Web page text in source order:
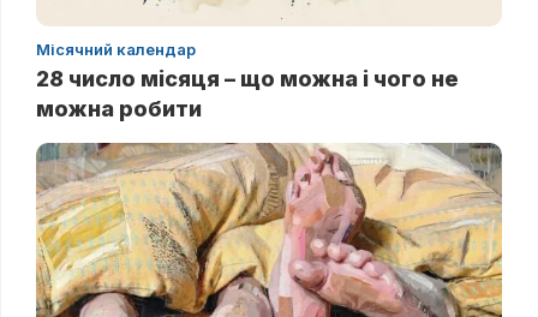
Місячний календар
28 число місяця – що можна і чого не
можна робити